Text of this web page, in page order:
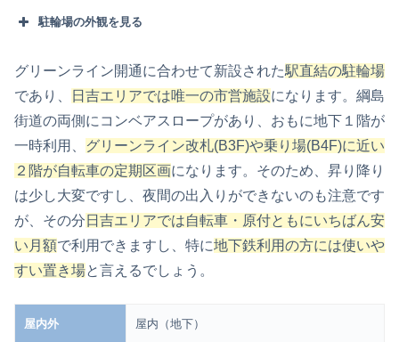
駐輪場の外観を見る
グリーンライン開通に合わせて新設された駅直結の駐輪場
であり、
日吉エリアでは唯一の市営施設になります。綱島
街道の両側にコンベアスロープがあり、おもに地下１階が
一時利用、 グリーンライン改札(B3F)や乗り場(B4F)に近い
２階が自転車の定期区画になります。そのため、昇り降り
は少し大変ですし、夜間の出入りができないのも注意です
が、その分 日吉エリアでは自転車・原付ともにいちばん安
い月額で利用できますし、特に地下鉄利用の方には使いや
すい置き場と言えるでしょう。
屋内外 屋内（地下）